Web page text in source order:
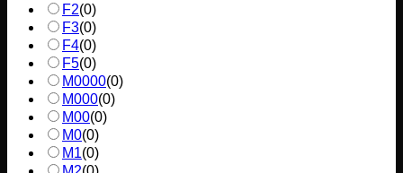
F2(0)
F3(0)
F4(0)
F5(0)
M0000(0)
M000(0)
M00(0)
M0(0)
M1(0)